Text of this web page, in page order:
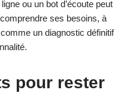
ou un bot d’écoute peut
ses besoins, à
un diagnostic définitif
pour rester